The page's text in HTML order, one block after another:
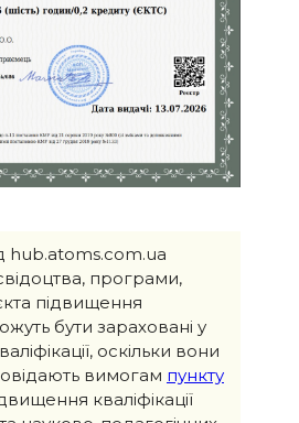
hub.atoms.com.ua
програми,
підвищення
бути зараховані у
оскільки вони
вимогам пункту
кваліфікації